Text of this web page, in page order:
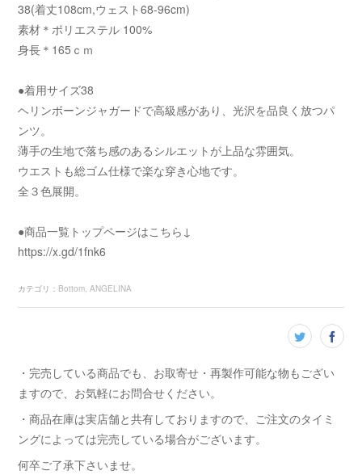
38(着丈108cm,ウェスト68-96cm)
素材＊ポリエステル 100%
身長＊165ｃｍ
●着用サイズ38
ヘリンボーンジャガードで高級感があり、光沢を品良く放つパ
ンツ。
薄手の生地で落ち感のあるシルエットが上品な雰囲気。
ウエストも総ゴム仕様で楽な穿き心地です。
全３色展開。
●商品一覧トップページはこちら↓
https://x.gd/1fnk6
カテゴリ ： Bottom ANGELINA
・完売している商品でも、お取寄せ・再製作可能な物もござい
ますので、お気軽にお問合せください。
・商品在庫は実店舗と共有しておりますので、ご注文のタイミ
ングによっては完売している場合がございます。
何卒ご了承下さいませ。